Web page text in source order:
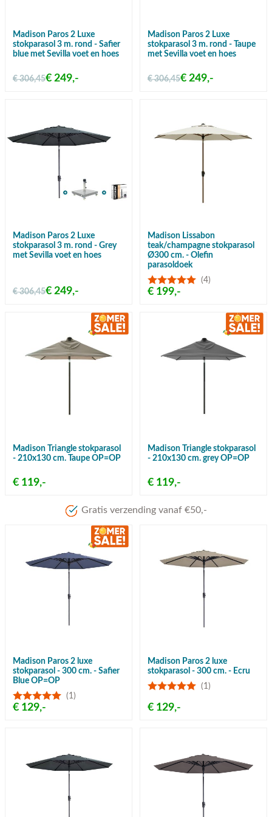
Madison Paros 2 Luxe
stokparasol 3 m. rond - Safier
blue met Sevilla voet en hoes
€ 306,45€ 249,-
Madison Paros 2 Luxe
stokparasol 3 m. rond - Taupe
met Sevilla voet en hoes
€ 306,45€ 249,-
Madison Paros 2 Luxe
stokparasol 3 m. rond - Grey
met Sevilla voet en hoes
€ 306,45€ 249,-
Madison Lissabon
teak/champagne stokparasol
Ø300 cm. - Olefin
parasoldoek
(4)
€ 199,-
Madison Triangle stokparasol
- 210x130 cm. Taupe OP=OP
€ 119,-
Madison Triangle stokparasol
- 210x130 cm. grey OP=OP
€ 119,-
Gratis verzending vanaf €50,-
Madison Paros 2 luxe
stokparasol - 300 cm. - Safier
Blue OP=OP
(1)
€ 129,-
Madison Paros 2 luxe
stokparasol - 300 cm. - Ecru
(1)
€ 129,-